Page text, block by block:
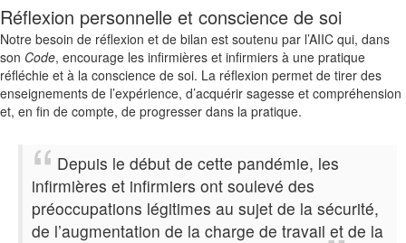
Réflexion personnelle et conscience de soi
Notre besoin de réflexion et de bilan est soutenu par l’AIIC qui, dans
son Code, encourage les infirmières et infirmiers à une pratique
réfléchie et à la conscience de soi. La réflexion permet de tirer des
enseignements de l’expérience, d’acquérir sagesse et compréhension
et, en fin de compte, de progresser dans la pratique.
Depuis le début de cette pandémie, les
infirmières et infirmiers ont soulevé des
préoccupations légitimes au sujet de la sécurité,
de l’augmentation de la charge de travail et de la